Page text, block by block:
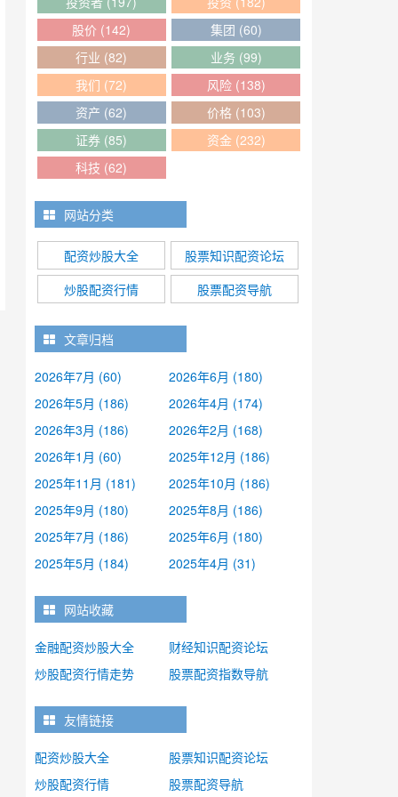
股价 (142) 集团 (60)
行业 (82) 业务 (99)
我们 (72) 风险(138)
资产 (62) 价格(103)
证券 (85) 资金(232)
科技 (62)
网站分类
配资炒股大全
股票知识配资论坛
炒股配资行情
股票配资导航
文章归档
2026年7月 (60)
2026年6月 (180)
2026年5月 (186)
2026年4月 (174)
2026年3月 (186)
2026年2月 (168)
2026年1月 (60)
2025年12月 (186)
2025年11月 (181)
2025年10月 (186)
2025年9月 (180)
2025年8月 (186)
2025年7月 (186)
2025年6月 (180)
2025年5月 (184)
2025年4月 (31)
网站收藏
金融配资炒股大全
财经知识配资论坛
炒股配资行情走势
股票配资指数导航
友情链接
配资炒股大全
股票知识配资论坛
炒股配资行情
股票配资导航